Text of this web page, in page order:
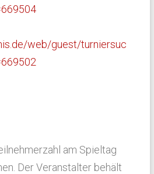
web/guest/turniersuc
am Spieltag
Der Veranstalter behält